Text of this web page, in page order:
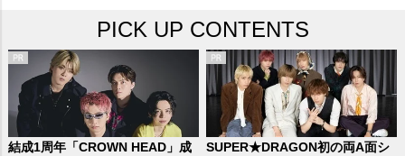
PICK UP CONTENTS
結成1周年「CROWN HEAD」成
SUPER★DRAGON初の両A面シ